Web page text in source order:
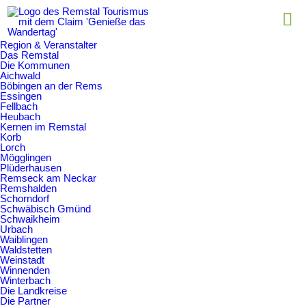
Region & Veranstalter
Das Remstal
Die Kommunen
Aichwald
Böbingen an der Rems
Essingen
Fellbach
Heubach
Kernen im Remstal
Korb
Lorch
Mögglingen
Plüderhausen
Remseck am Neckar
Remshalden
Schorndorf
Schwäbisch Gmünd
Schwaikheim
Urbach
Waiblingen
Waldstetten
Weinstadt
Winnenden
Winterbach
Die Landkreise
Die Partner
DWT 2022
Themen